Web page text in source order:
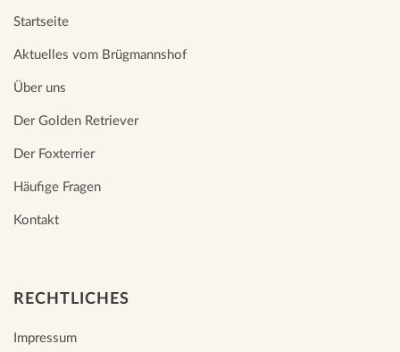
Startseite
Aktuelles vom Brügmannshof
Über uns
Der Golden Retriever
Der Foxterrier
Häufige Fragen
Kontakt
RECHTLICHES
Impressum